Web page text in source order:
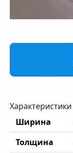
Характеристики
Ширина
Толщина